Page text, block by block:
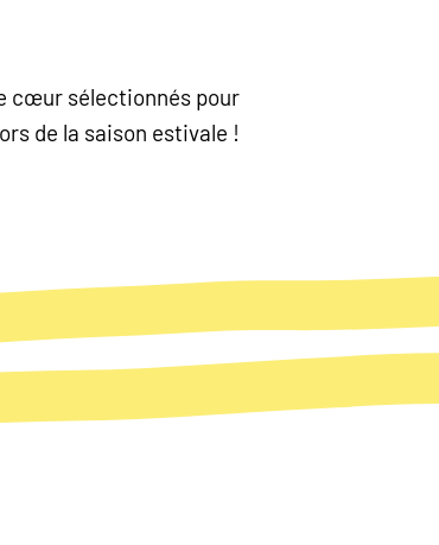
cœur sélectionnés pour
de la saison estivale !